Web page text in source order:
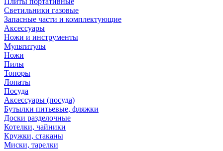
Светильники газовые
Запасные части и комплектующие
Аксессуары
Ножи и инструменты
Мультитулы
Ножи
Пилы
Топоры
Лопаты
Посуда
Аксессуары (посуда)
Бутылки питьевые, фляжки
Доски разделочные
Котелки, чайники
Кружки, стаканы
Миски, тарелки